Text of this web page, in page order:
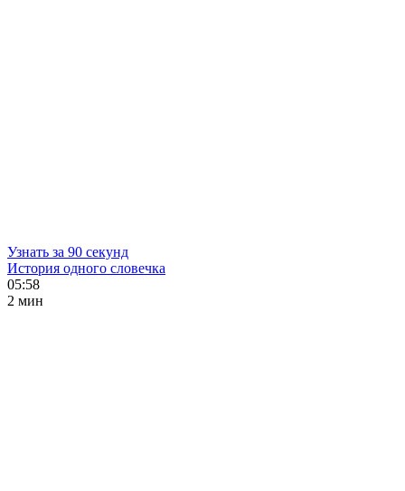
Узнать за 90 секунд
История одного словечка
05:58
2 мин